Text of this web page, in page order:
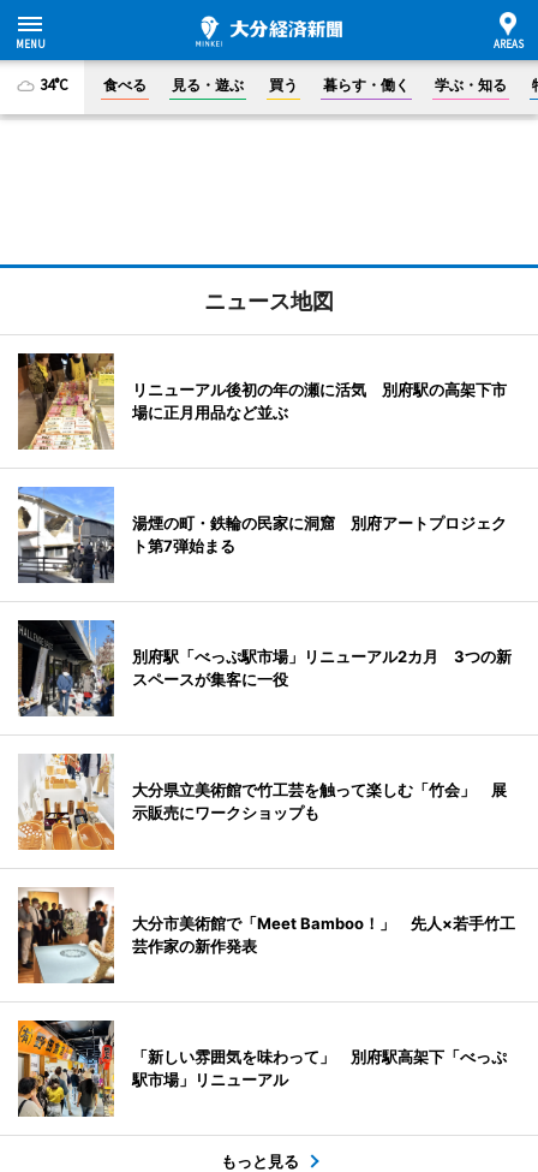
34°C 食べる 見る・遊ぶ 買う 暮らす・働く 学ぶ・知る
ニュース地図
リニューアル後初の年の瀬に活気 別府駅の高架下市
場に正月用品など並ぶ
湯煙の町・鉄輪の民家に洞窟 別府アートプロジェク
ト第7弾始まる
別府駅「べっぷ駅市場」リニューアル2カ月 3つの新
スペースが集客に一役
大分県立美術館で竹工芸を触って楽しむ「竹会」 展
示販売にワークショップも
大分市美術館で「Meet Bamboo！」 先人×若手竹工
芸作家の新作発表
「新しい雰囲気を味わって」 別府駅高架下「べっぷ
駅市場」リニューアル
もっと見る